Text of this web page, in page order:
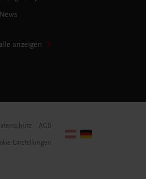
News
alle anzeigen
AGB
Einstellungen